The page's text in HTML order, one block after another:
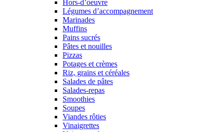
Hors-d’oeuvre
Légumes d’accompagnement
Marinades
Muffins
Pains sucrés
Pâtes et nouilles
Pizzas
Potages et crèmes
Riz, grains et céréales
Salades de pâtes
Salades-repas
Smoothies
Soupes
Viandes rôties
Vinaigrettes